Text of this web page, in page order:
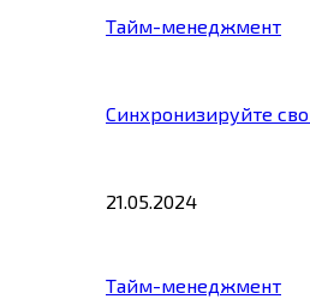
Тайм-менеджмент
Синхронизируйте
21.05.2024
Тайм-менеджмент